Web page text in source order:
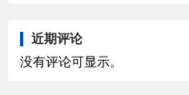
近期评论
没有评论可显示。